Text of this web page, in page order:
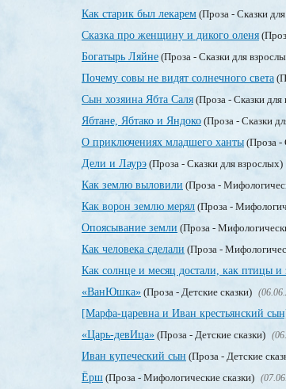
Как старик был лекарем (Проза - Сказки
Сказка про женщину и дикого оленя
Богатырь Ляйне (Проза - Сказки для
Почему совы не видят солнечного света
Сын хозяина Ябта Саля (Проза - Сказки для
Ябтане, Ябтако и Яндоко (Проза - Сказки
О приключениях младшего ханты (Проза -
Дели и Лаурэ (Проза - Сказки для взрослых)
Как землю выловили (Проза -
Как ворон землю мерял (Проза -
Опоясывание земли (Проза -
Как человека сделали (Проза -
Как солнце и месяц достали, как птицы и
«ВанЮшка» (Проза - Детские сказки)
[Марфа-царевна и Иван крестьянский
«Царь-девИца» (Проза - Детские сказки)
Иван купеческий сын (Проза - Детские
Ёрш (Проза - Мифологические сказки)